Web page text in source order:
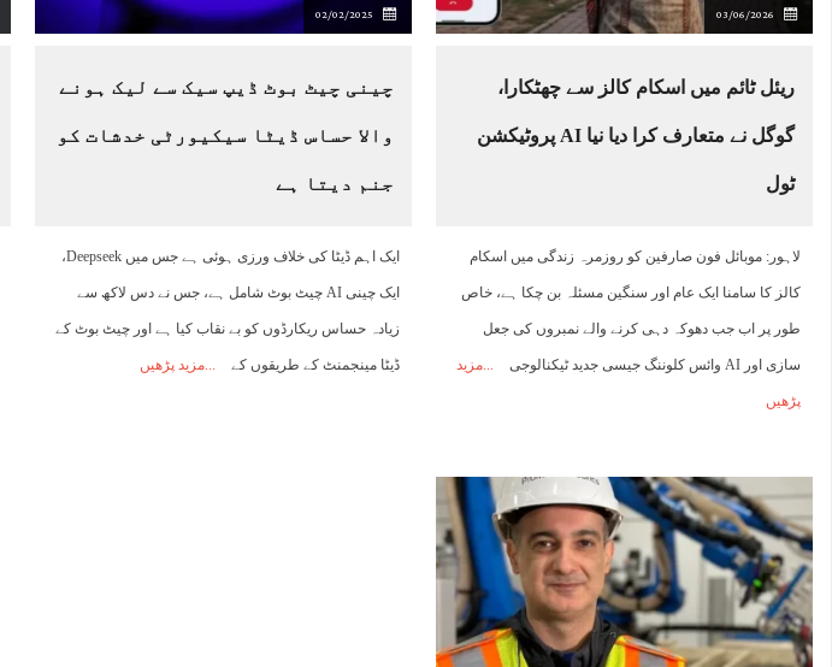
03/06/2026
ریئل ٹائم میں اسکام کالز سے چھٹکارا،
گوگل نے متعارف کرا دیا نیا AI پروٹیکشن
ٹول
لاہور: موبائل فون صارفین کو روزمرہ زندگی میں اسکام
کالز کا سامنا ایک عام اور سنگین مسئلہ بن چکا ہے، خاص
طور پر اب جب دھوکہ دہی کرنے والے نمبروں کی جعل
سازی اور AI وائس کلوننگ جیسی جدید ٹیکنالوجی مزید
پڑھیں
02/02/2025
چینی چیٹ بوٹ ڈیپ سیک سے لیک ہونے
والا حساس ڈیٹا سیکیورٹی خدشات کو
جنم دیتا ہے
ایک اہم ڈیٹا کی خلاف ورزی ہوئی ہے جس میں Deepseek،
ایک چینی AI چیٹ بوٹ شامل ہے، جس نے دس لاکھ سے
زیادہ حساس ریکارڈوں کو بے نقاب کیا ہے اور چیٹ بوٹ کے
ڈیٹا مینجمنٹ کے طریقوں کے مزید پڑھیں